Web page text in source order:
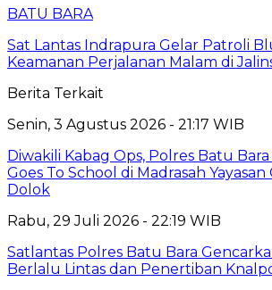
BATU BARA
Sat Lantas Indrapura Gelar Patroli
Keamanan Perjalanan Malam di
Berita Terkait
Senin, 3 Agustus 2026 - 21:17 WIB
Diwakili Kabag Ops, Polres Batu
Goes To School di Madrasah
Dolok
Rabu, 29 Juli 2026 - 22:19 WIB
Satlantas Polres Batu Bara
Berlalu Lintas dan Penertiban